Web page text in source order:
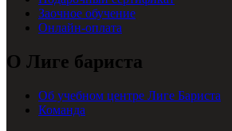
Заочное обучение
Онлайн-оплата
О Лиге бариста
Об учебном центре Лиге Бариста
Команда